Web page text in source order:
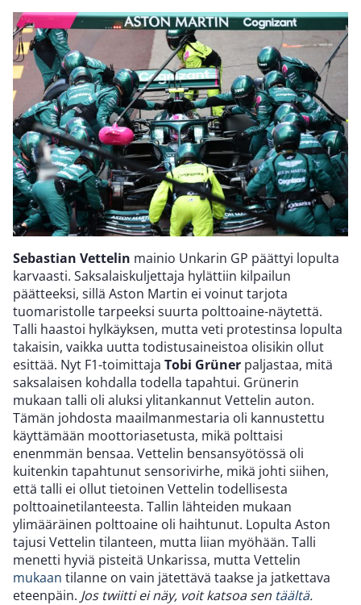
Sebastian Vettelin mainio Unkarin GP päättyi lopulta
karvaasti. Saksalaiskuljettaja hylättiin kilpailun
päätteeksi, sillä Aston Martin ei voinut tarjota
tuomaristolle tarpeeksi suurta polttoaine-näytettä.
Talli haastoi hylkäyksen, mutta veti protestinsa lopulta
takaisin, vaikka uutta todistusaineistoa olisikin ollut
esittää. Nyt F1-toimittaja Tobi Grüner paljastaa, mitä
saksalaisen kohdalla todella tapahtui. Grünerin
mukaan talli oli aluksi ylitankannut Vettelin auton.
Tämän johdosta maailmanmestaria oli kannustettu
käyttämään moottoriasetusta, mikä polttaisi
enenmmän bensaa. Vettelin bensansyötössä oli
kuitenkin tapahtunut sensorivirhe, mikä johti siihen,
että talli ei ollut tietoinen Vettelin todellisesta
polttoainetilanteesta. Tallin lähteiden mukaan
ylimääräinen polttoaine oli haihtunut. Lopulta Aston
tajusi Vettelin tilanteen, mutta liian myöhään. Talli
menetti hyviä pisteitä Unkarissa, mutta Vettelin
mukaan tilanne on vain jätettävä taakse ja jatkettava
eteenpäin. Jos twiitti ei näy, voit katsoa sen täältä.